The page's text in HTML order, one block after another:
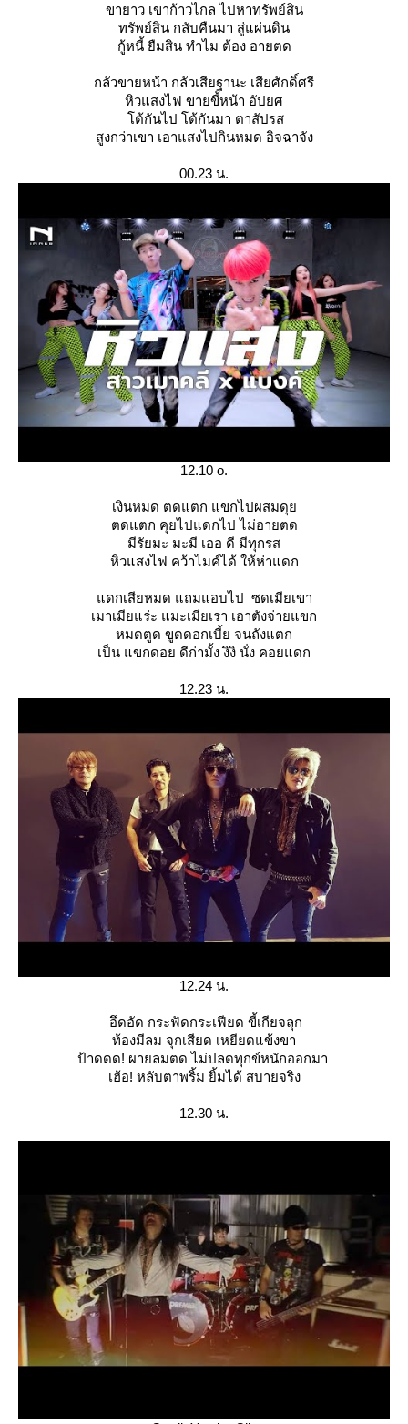
ขายาว เขาก้าวไกล ไปหาทรัพย์สิน
ทรัพย์สิน กลับคืนมา สู่แผ่นดิน
กู้หนี้ ยืมสิน ทำไม ต้อง อายตด
กลัวขายหน้า กลัวเสียฐานะ เสียศักดิ์ศรี
หิวแสงไฟ ขายขี้หน้า อัปยศ
ต้กันไป โต้กันมา ตาสัปรส
สูงกว่าเขา เอาแสงไปกินหมด อิจฉาจัง
00.23 น.
12.10 o.
เงินหมด ตดแตก แขกไปผสมดุ
ตดแตก คุยไปแดกไป ไม่อายตด
มีรัยมะ มะมี เออ ดี มีทุกรส
หิวแสงไฟ คว้าไมค์ได้ ให้ห่าแดก
ดกเสียหมด แถมแอบไป ซดเมียเขา
เมาเมียแร่ะ แมะเมียเรา เอาตังจ่ายแขก
หมดตูด ขูดดอกเบี้ย จนถังแตก
เป็น แขกดอย ดีก่ามั้ง งิงิ นั่ง คอยแดก
12.23 น.
12.24 น.
อึดอัด กระฟัดกระเฟียด ขี้เกียจลุก
ท้องมีลม จุกเสียด เหยียดแข้งขา
ป้าดดด! ผายลมตด ไม่ปลดทุกข์หนักออกมา
เฮ้อ! หลับตาพริ้ม ยิ้มได้ สบายจริง
12.30 น.